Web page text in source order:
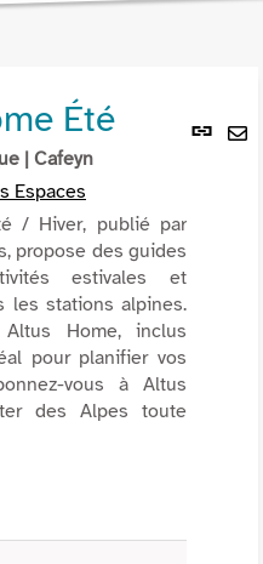
Lien
Été
| Cafeyn
Espaces
/ Hiver, publié par
propose des guides
estivales et
les stations alpines.
Altus Home, inclus
pour planifier vos
vous à Altus
des Alpes toute